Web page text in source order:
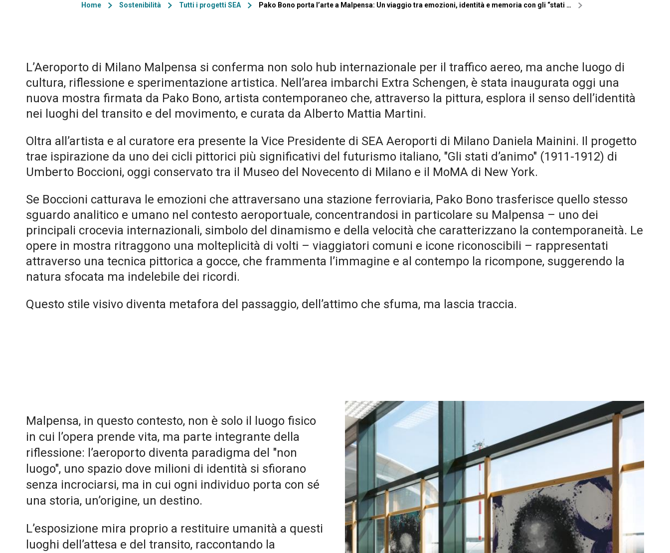
Home Sostenibilità Tutti i progetti SEA Pako Bono porta l’arte a Malpensa: Un viaggio tra emozioni, identità e memoria con gli “stati …
L’Aeroporto di Milano Malpensa si conferma non solo hub internazionale per il traffico aereo, ma anche luogo di
cultura, riflessione e sperimentazione artistica. Nell’area imbarchi Extra Schengen, è stata inaugurata oggi una
nuova mostra firmata da Pako Bono, artista contemporaneo che, attraverso la pittura, esplora il senso dell’identità
nei luoghi del transito e del movimento, e curata da Alberto Mattia Martini.
Oltra all’artista e al curatore era presente la Vice Presidente di SEA Aeroporti di Milano Daniela Mainini. Il progetto
trae ispirazione da uno dei cicli pittorici più significativi del futurismo italiano, "Gli stati d’animo" (1911-1912) di
Umberto Boccioni, oggi conservato tra il Museo del Novecento di Milano e il MoMA di New York.
Se Boccioni catturava le emozioni che attraversano una stazione ferroviaria, Pako Bono trasferisce quello stesso
sguardo analitico e umano nel contesto aeroportuale, concentrandosi in particolare su Malpensa – uno dei
principali crocevia internazionali, simbolo del dinamismo e della velocità che caratterizzano la contemporaneità. Le
opere in mostra ritraggono una molteplicità di volti – viaggiatori comuni e icone riconoscibili – rappresentati
attraverso una tecnica pittorica a gocce, che frammenta l’immagine e al contempo la ricompone, suggerendo la
natura sfocata ma indelebile dei ricordi.
Questo stile visivo diventa metafora del passaggio, dell’attimo che sfuma, ma lascia traccia.
Malpensa, in questo contesto, non è solo il luogo fisico
in cui l’opera prende vita, ma parte integrante della
riflessione: l’aeroporto diventa paradigma del "non
luogo", uno spazio dove milioni di identità si sfiorano
senza incrociarsi, ma in cui ogni individuo porta con sé
una storia, un’origine, un destino.
L’esposizione mira proprio a restituire umanità a questi
luoghi dell’attesa e del transito, raccontando la